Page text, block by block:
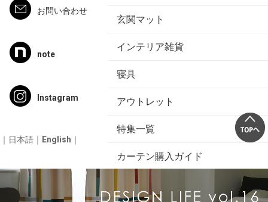
お問い合わせ
note
Instagram
｜ 日本語 ｜ English ｜
玄関マット
インテリア雑貨
寝具
アウトレット
特集一覧
カーテン購入ガイド